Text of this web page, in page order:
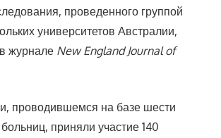
проведенного группой
университетов Австралии,
в журнале New England Journal of
проводившемся на базе шести
приняли участие 140